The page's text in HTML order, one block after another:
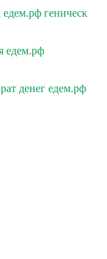
едем.рф геническ
едем.рф
денег едем.рф